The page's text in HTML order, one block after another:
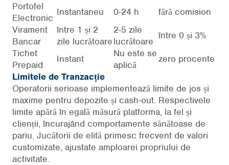
Portofel
Electronic
Instantaneu 0-24 h
fără comision
Virament
Bancar
între 1 și 2
zile lucrătoare
2-5 zile
lucrătoare
între 0 și 3%
Tichet
Prepaid
Instant
Nu este se
aplică
zero procente
Limitele de Tranzacție
Operatorii serioase implementează limite de jos și
maxime pentru depozite și cash-out. Respectivele
limite apără în egală măsură platforma, la fel și
clienții, încurajând comportamente sănătoase de
pariu. Jucătorii de elită primesc frecvent de valori
customizate, ajustate amploarei propriului de
activitate.